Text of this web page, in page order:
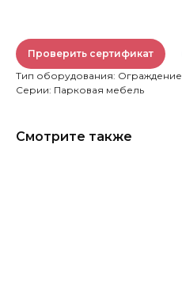
Проверить сертификат
Тип оборудования: Ограждение
Серии: Парковая мебель
Смотрите также